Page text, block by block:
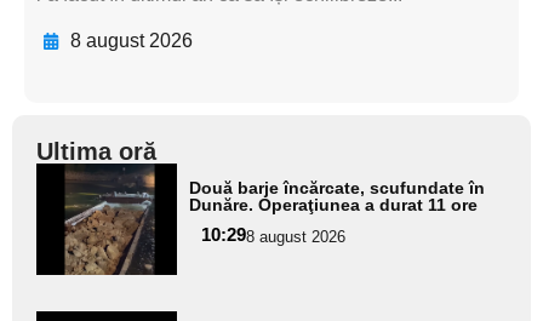
8 august 2026
Ultima oră
Adaugă
aici textul
pentru
subtitlu
Două barje încărcate, scufundate în
Dunăre. Operaţiunea a durat 11 ore
10:298 august 2026